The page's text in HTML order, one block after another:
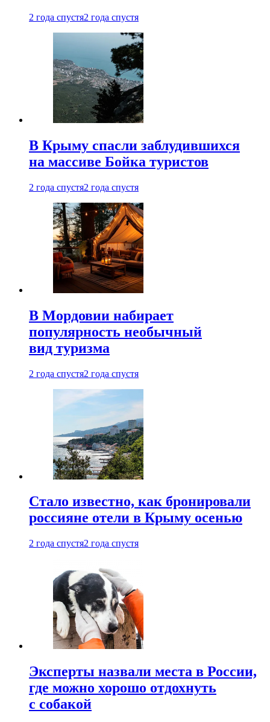
2 года спустя2 года спустя
В Крыму спасли заблудившихся
на массиве Бойка туристов
2 года спустя2 года спустя
В Мордовии набирает
популярность необычный
вид туризма
2 года спустя2 года спустя
Стало известно, как бронировали
россияне отели в Крыму осенью
2 года спустя2 года спустя
Эксперты назвали места в России,
где можно хорошо отдохнуть
с собакой